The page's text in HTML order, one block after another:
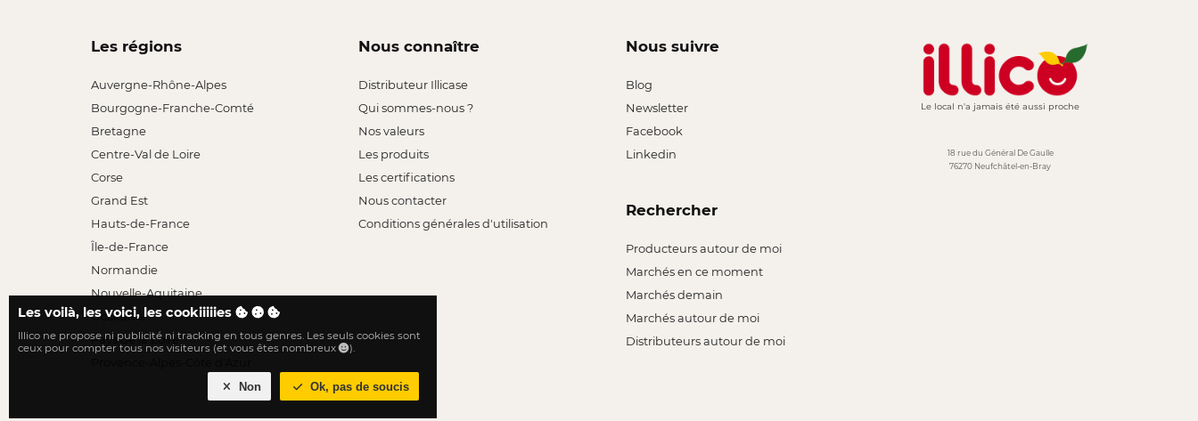
Les régions
Auvergne-Rhône-Alpes
Bourgogne-Franche-Comté
Bretagne
Centre-Val de Loire
Corse
Grand Est
Hauts-de-France
Île-de-France
Normandie
Nouvelle-Aquitaine
Occitanie
Pays de la Loire
Nous connaître
Distributeur Illicase
Qui sommes-nous ?
Nos valeurs
Les produits
Les certifications
Nous contacter
Conditions générales d'utilisation
Nous suivre
Blog
Newsletter
Facebook
Linkedin
Rechercher
Producteurs autour de moi
Marchés en ce moment
Marchés demain
Marchés autour de moi
Distributeurs autour de moi
Le local n'a jamais été aussi proche
18 rue du Général De Gaulle
76270 Neufchâtel-en-Bray
Les voilà, les voici, les cookiiiiies
Illico ne propose ni publicité ni tracking en tous genres. Les seuls cookies sont
ceux pour compter tous nos visiteurs (et vous êtes nombreux
).
Non Ok, pas de soucis